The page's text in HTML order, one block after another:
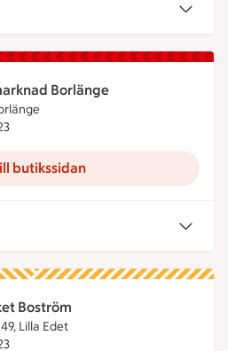
Borlänge
Borlänge är öppen nu,
butikssidan
Boström
Lilla Edet
Boström är öppen nu, stänger